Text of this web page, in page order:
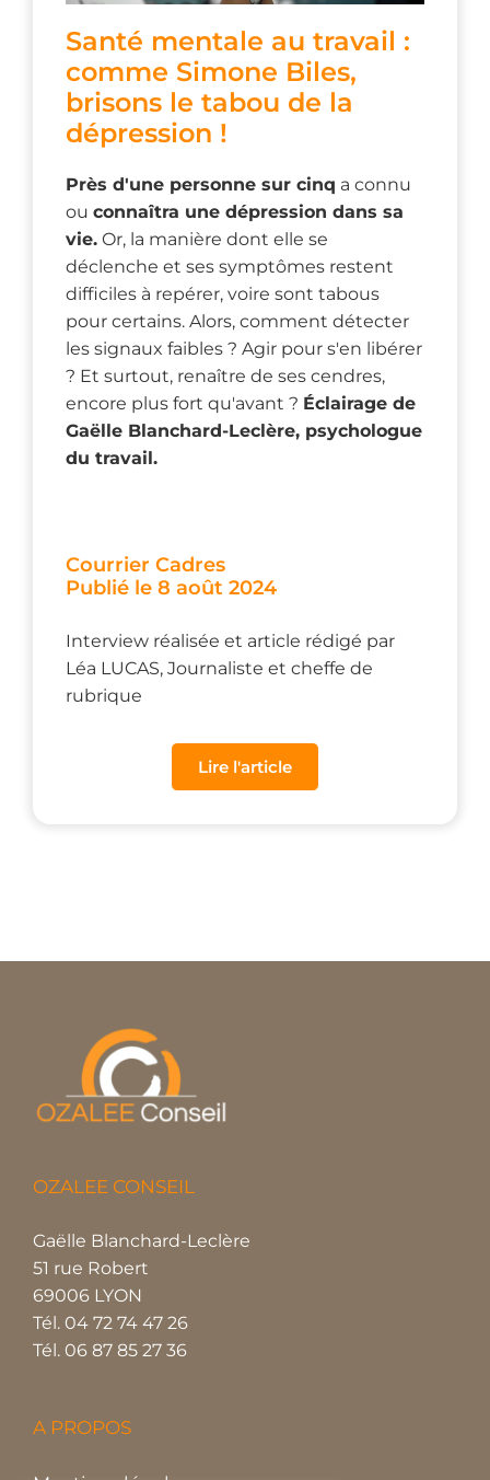
Santé mentale au travail :
comme Simone Biles,
brisons le tabou de la
dépression !
Près d'une personne sur cinq a connu
ou connaîtra une dépression dans sa
vie. Or, la manière dont elle se
déclenche et ses symptômes restent
difficiles à repérer, voire sont tabous
pour certains. Alors, comment détecter
les signaux faibles ? Agir pour s'en libérer
? Et surtout, renaître de ses cendres,
encore plus fort qu'avant ? Éclairage de
Gaëlle Blanchard-Leclère, psychologue
du travail.
Courrier Cadres
Publié le 8 août 2024
Interview réalisée et article rédigé par
Léa LUCAS, Journaliste et cheffe de
rubrique
Lire l'article
OZALEE CONSEIL
Gaëlle Blanchard-Leclère
51 rue Robert
69006 LYON
Tél. 04 72 74 47 26
Tél. 06 87 85 27 36
A PROPOS